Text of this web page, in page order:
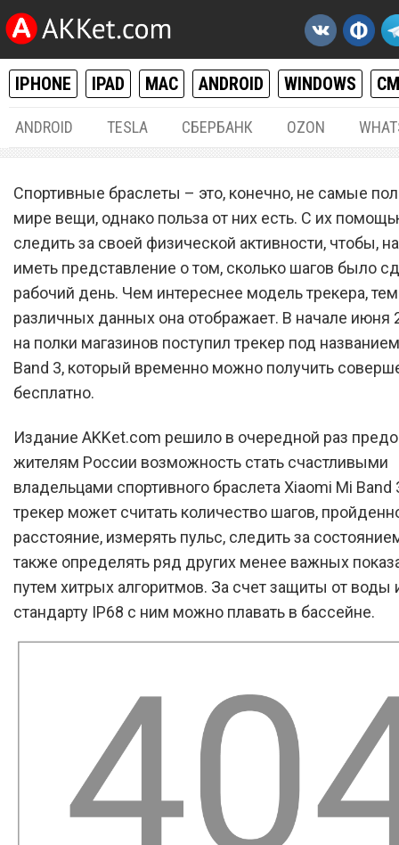
IPHONE IPAD MAC ANDROID WINDOWS
ANDROID TESLA СБЕРБАНК OZON
Получить смарт-браслет
Mi Band 3 временно
совершенно бесплатно
Спортивные браслеты – это, конечно, не самые
мире вещи, однако польза от них есть. С их
следить за своей физической активности, чтобы,
иметь представление о том, сколько шагов было
рабочий день. Чем интереснее модель трекера,
различных данных она отображает. В начале июня
на полки магазинов поступил трекер под
Band 3, который временно можно получить
бесплатно.
Издание AKKet.com решило в очередной раз
жителям России возможность стать счастливыми
владельцами спортивного браслета Xiaomi Mi Band
трекер может считать количество шагов,
расстояние, измерять пульс, следить за
также определять ряд других менее важных
путем хитрых алгоритмов. За счет защиты от воды
стандарту IP68 с ним можно плавать в бассейне.